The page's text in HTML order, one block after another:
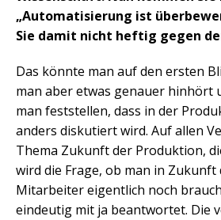
„Automatisierung ist
Sie damit nicht heftig gegen
Das könnte man auf den ersten
man aber etwas genauer hinhört
man feststellen, dass in der
anders diskutiert wird. Auf allen
Thema Zukunft der Produktion,
wird die Frage, ob man in Zukunft
Mitarbeiter eigentlich noch
eindeutig mit ja beantwortet. Die